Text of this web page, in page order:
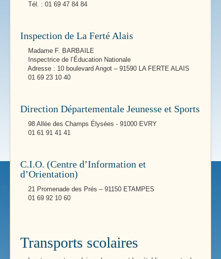
Tél. : 01 69 47 84 84
Inspection de La Ferté Alais
Madame F. BARBAILE
Inspectrice de l’Éducation Nationale
Adresse : 10 boulevard Angot – 91590 LA FERTE ALAIS
01 69 23 10 40
Direction Départementale Jeunesse et Sports
98 Allée des Champs Élysées - 91000 EVRY
01 61 91 41 41
C.I.O. (Centre d’Information et
d’Orientation)
21 Promenade des Prés – 91150 ETAMPES
01 69 92 10 60
Transports scolaires